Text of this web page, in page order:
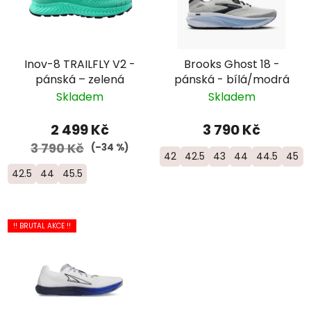
Inov-8 TRAILFLY V2 -
pánská – zelená
Skladem
2 499 Kč
3 790 Kč (–34 %)
42.5 44 45.5
Brooks Ghost 18 -
pánská - bílá/modrá
Skladem
3 790 Kč
42 42.5 43 44 44.5 45
!! BRUTAL AKCE !!